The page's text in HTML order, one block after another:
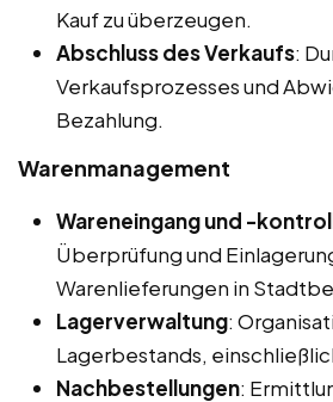
Kauf zu überzeugen.
Abschluss des Verkaufs:
Verkaufsprozesses und
Bezahlung.
Warenmanagement
Wareneingang und -
Überprüfung und
Warenlieferungen in
Lagerverwaltung:
Lagerbestands,
Nachbestellungen: